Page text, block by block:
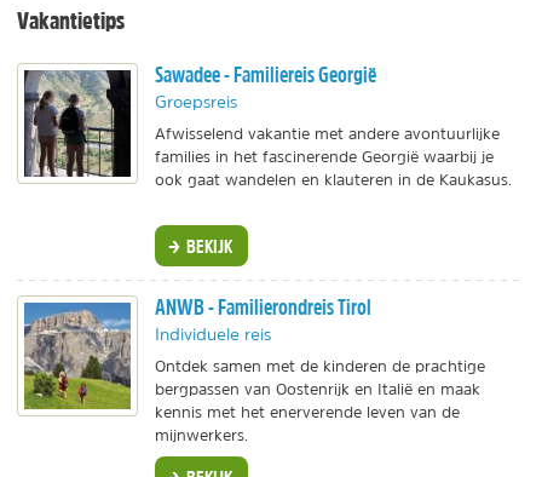
Vakantietips
Sawadee - Familiereis Georgië
Groepsreis
Afwisselend vakantie met andere avontuurlijke
families in het fascinerende Georgië waarbij je
ook gaat wandelen en klauteren in de Kaukasus.
BEKIJK
ANWB - Familierondreis Tirol
Individuele reis
Ontdek samen met de kinderen de prachtige
bergpassen van Oostenrijk en Italië en maak
kennis met het enerverende leven van de
mijnwerkers.